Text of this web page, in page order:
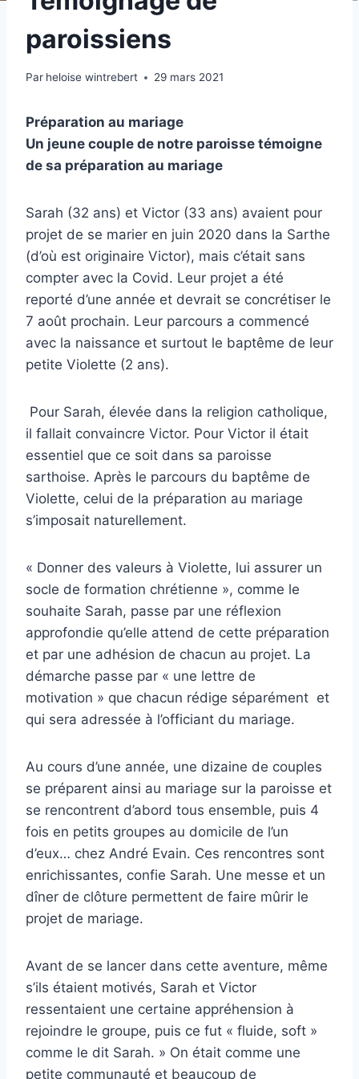
paroissiens
Par heloise wintrebert 29 mars 2021
Préparation au mariage
Un jeune couple de notre paroisse témoigne
de sa préparation au mariage
Sarah (32 ans) et Victor (33 ans) avaient pour
projet de se marier en juin 2020 dans la Sarthe
(d’où est originaire Victor), mais c’était sans
compter avec la Covid. Leur projet a été
reporté d’une année et devrait se concrétiser le
7 août prochain. Leur parcours a commencé
avec la naissance et surtout le baptême de leur
petite Violette (2 ans).
Pour Sarah, élevée dans la religion catholique,
il fallait convaincre Victor. Pour Victor il était
essentiel que ce soit dans sa paroisse
sarthoise. Après le parcours du baptême de
Violette, celui de la préparation au mariage
s’imposait naturellement.
« Donner des valeurs à Violette, lui assurer un
socle de formation chrétienne », comme le
souhaite Sarah, passe par une réflexion
approfondie qu’elle attend de cette préparation
et par une adhésion de chacun au projet. La
démarche passe par « une lettre de
motivation » que chacun rédige séparément et
qui sera adressée à l’officiant du mariage.
Au cours d’une année, une dizaine de couples
se préparent ainsi au mariage sur la paroisse et
se rencontrent d’abord tous ensemble, puis 4
fois en petits groupes au domicile de l’un
d’eux… chez André Evain. Ces rencontres sont
enrichissantes, confie Sarah. Une messe et un
dîner de clôture permettent de faire mûrir le
projet de mariage.
Avant de se lancer dans cette aventure, même
s’ils étaient motivés, Sarah et Victor
ressentaient une certaine appréhension à
rejoindre le groupe, puis ce fut « fluide, soft »
comme le dit Sarah. » On était comme une
petite communauté et beaucoup de